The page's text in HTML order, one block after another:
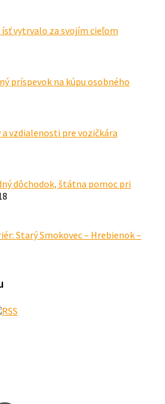
vytrvalo za svojím cieľom
príspevok na kúpu osobného
a vzdialenosti pre vozičkára
dôchodok, štátna pomoc pri
Starý Smokovec – Hrebienok –